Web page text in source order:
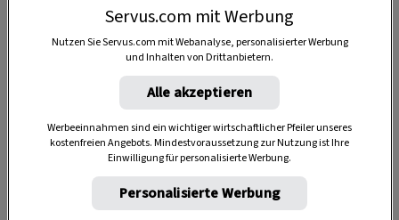
Anzeige
Servus.com mit Werbung
Nutzen Sie Servus.com mit Webanalyse, personalisierter Werbung
und Inhalten von Drittanbietern.
Alle akzeptieren
Werbeeinnahmen sind ein wichtiger wirtschaftlicher Pfeiler unseres
kostenfreien Angebots. Mindestvoraussetzung zur Nutzung ist Ihre
Einwilligung für personalisierte Werbung.
Personalisierte Werbung